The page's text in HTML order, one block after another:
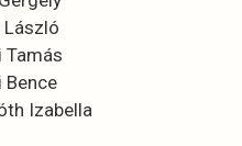
László
Tamás
Bence
Izabella